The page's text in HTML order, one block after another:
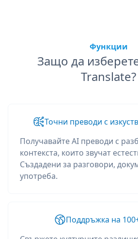
Функции
Защо да
Translate?
Точни преводи с
Получавайте AI преводи с
контекста, които звучат
Създадени за разговори,
употреба.
Поддръжка на